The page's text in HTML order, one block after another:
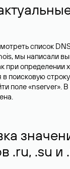
список
мы написали
при определении
поисковую
поле «nserver».
.ru, .su и